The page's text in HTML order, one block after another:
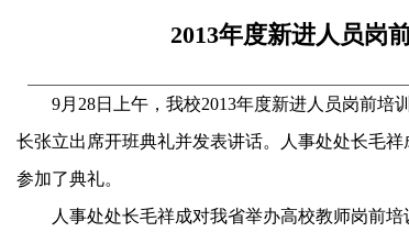
2013年度新进人员岗
9月 28日 上午，我校2013年度新进人员岗前培
长张立出席开班典礼并发表讲话。人事处处长毛
参加了典礼。
人事处处长毛祥成对我省举办高校教师岗前